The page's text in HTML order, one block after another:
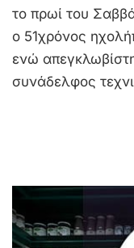
το πρωί του
ο 51χρόνος
ενώ
συνάδελφος